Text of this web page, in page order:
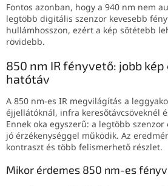
Fontos azonban, hogy a 940 nm nem
legtöbb digitális szenzor kevesebb
hullámhosszon, ezért a kép sötétebb
rövidebb.
850 nm IR fényvető: jobb kép
hatótáv
A 850 nm-es IR megvilágítás a
éjjellátóknál, infra keresőtávcsöveknél
Ennek oka egyszerű: a legtöbb
jó érzékenységgel működik. Az
kontraszt és több felismerhető részlet.
Mikor érdemes 850 nm-es